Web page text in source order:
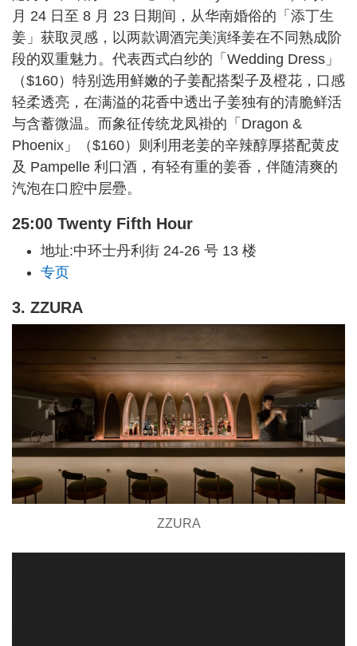
月 24 日至 8 月 23 日期间，从华南婚俗的「添丁生
姜」获取灵感，以两款调酒完美演绎姜在不同熟成阶
段的双重魅力。代表西式白纱的「Wedding Dress」
（$160）特别选用鲜嫩的子姜配搭梨子及橙花，口感
轻柔透亮，在满溢的花香中透出子姜独有的清脆鲜活
与含蓄微温。而象征传统龙凤褂的「Dragon &
Phoenix」（$160）则利用老姜的辛辣醇厚搭配黄皮
及 Pampelle 利口酒，有轻有重的姜香，伴随清爽的
汽泡在口腔中层疉。
25:00 Twenty Fifth Hour
地址:中环士丹利街 24-26 号 13 楼
专页
3. ZZURA
ZZURA